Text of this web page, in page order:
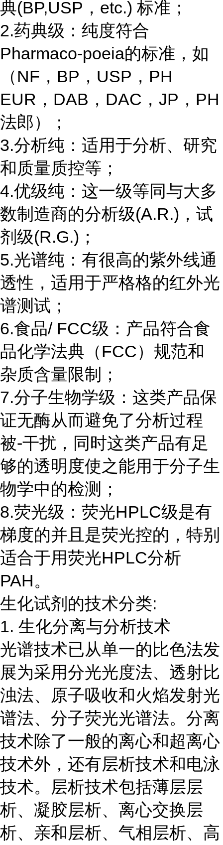
典(BP,USP，etc.) 标准；
2.药典级：纯度符合
Pharmaco-poeia的标准，如
（NF，BP，USP，PH
EUR，DAB，DAC，JP，PH
法郎）；
3.分析纯：适用于分析、研究
和质量质控等；
4.优级纯：这一级等同与大多
数制造商的分析级(A.R.)，试
剂级(R.G.)；
5.光谱纯：有很高的紫外线通
透性，适用于严格格的红外光
谱测试；
6.食品/ FCC级：产品符合食
品化学法典（FCC）规范和
杂质含量限制；
7.分子生物学级：这类产品保
证无酶从而避免了分析过程
被-干扰，同时这类产品有足
够的透明度使之能用于分子生
物学中的检测；
8.荧光级：荧光HPLC级是有
梯度的并且是荧光控的，特别
适合于用荧光HPLC分析
PAH。
生化试剂的技术分类:
1. 生化分离与分析技术
光谱技术已从单一的比色法发
展为采用分光光度法、透射比
浊法、原子吸收和火焰发射光
谱法、分子荧光光谱法。分离
技术除了一般的离心和超离心
技术外，还有层析技术和电泳
技术。层析技术包括薄层层
析、凝胶层析、离心交换层
析、亲和层析、气相层析、高